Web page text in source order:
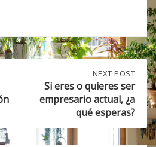
POST:
ERES
QUIERES
NEXT POST
Si eres o quieres ser
empresario actual, ¿a
qué esperas?